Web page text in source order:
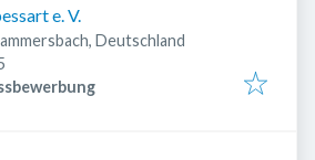
e. V.
Deutschland